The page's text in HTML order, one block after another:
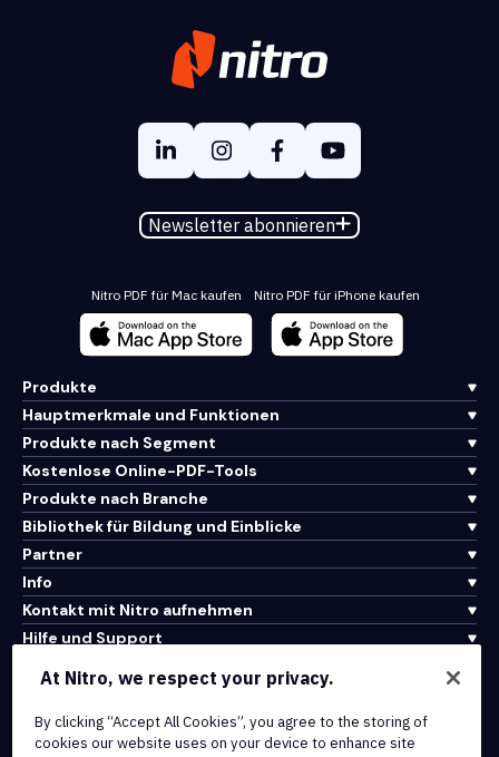
Newsletter abonnieren
Nitro PDF für Mac kaufen Nitro PDF für iPhone kaufen
Produkte
Hauptmerkmale und Funktionen
Produkte nach Segment
Kostenlose Online-PDF-Tools
Produkte nach Branche
Bibliothek für Bildung und Einblicke
Partner
Info
Kontakt mit Nitro aufnehmen
Hilfe und Support
Nutzungsbedingungen
Cookie-Richtlinie
At Nitro, we respect your privacy.
By clicking “Accept All Cookies”, you agree to the storing of
cookies our website uses on your device to enhance site